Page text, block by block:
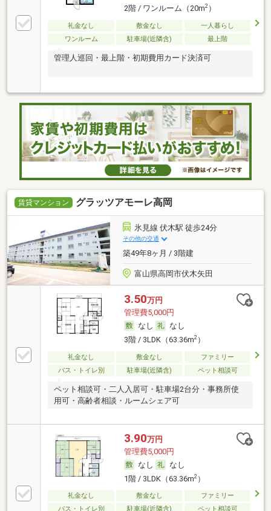
2階 / ワンルーム（20m2）
礼金なし 敷金なし
一人暮らし
ワンルーム
駐車場(近隣含) 最上階
管理人巡回・最上階・初期費用カード決済可
賃貸マンション グラッツアモーレ高岡
氷見線 伏木駅 徒歩24分
その他の交通
築49年8ヶ月 / 3階建
富山県高岡市伏木矢田
3.50万円
管理費5,000円
なし
なし
3階 / 3LDK（63.36m2）
礼金なし 敷金なし
ファミリー
バス・トイレ別
駐車場(近隣含) ペット相談可
ペット相談可・二人入居可・駐車場2台分・事務所使
用可・高齢者相談・ルームシェア可
3.90万円
管理費5,000円
なし
なし
1階 / 3LDK（63.36m2）
礼金なし 敷金なし
ファミリー
バス・トイレ別
駐車場(近隣含) ペット相談可